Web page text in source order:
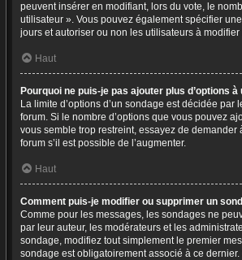
peuvent insérer en modifiant, lors du vote, le
utilisateur ». Vous pouvez également spécifier
jours et autoriser ou non les utilisateurs à modifier
Haut
Pourquoi ne puis-je pas ajouter plus d’options à
La limite d’options d’un sondage est décidée par
forum. Si le nombre d’options que vous pouvez
vous semble trop restreint, essayez de demander
forum s’il est possible de l’augmenter.
Haut
Comment puis-je modifier ou supprimer un
Comme pour les messages, les sondages ne
par leur auteur, les modérateurs et les
sondage, modifiez tout simplement le premier
sondage est obligatoirement associé à ce dernier.